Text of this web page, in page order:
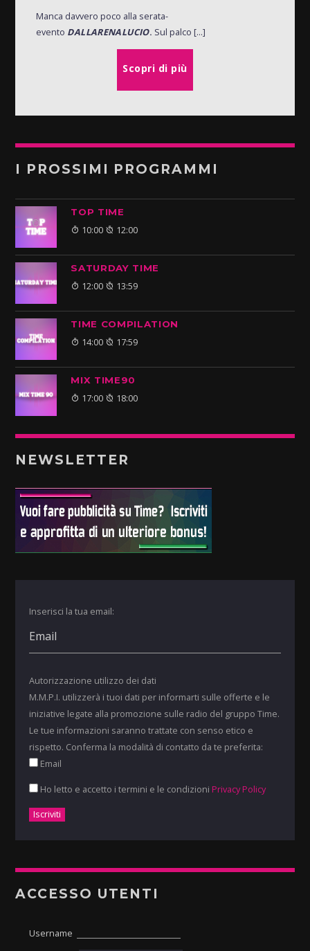
Manca davvero poco alla serata-
evento DALLARENALUCIO. Sul palco [...]
Scopri di più
I PROSSIMI PROGRAMMI
TOP TIME
10:00 12:00
SATURDAY TIME
12:00 13:59
TIME COMPILATION
14:00 17:59
MIX TIME90
17:00 18:00
NEWSLETTER
Inserisci la tua email:
Autorizzazione utilizzo dei dati
M.M.P.I. utilizzerà i tuoi dati per informarti sulle offerte e le
iniziative legate alla promozione sulle radio del gruppo Time.
Le tue informazioni saranno trattate con senso etico e
rispetto. Conferma la modalità di contatto da te preferita:
Email
Ho letto e accetto i termini e le condizioni Privacy Policy
ACCESSO UTENTI
Username